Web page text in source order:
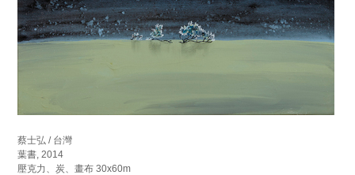
蔡士弘 / 台灣
葉書, 2014
壓克力、炭、畫布 30x60m